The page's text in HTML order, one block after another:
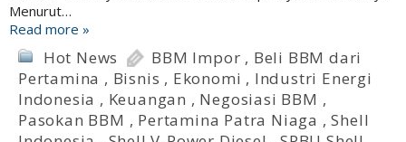
Menurut…
Read more »
Hot News BBM Impor , Beli BBM dari
Pertamina , Bisnis , Ekonomi , Industri Energi
Indonesia , Keuangan , Negosiasi BBM ,
Pasokan BBM , Pertamina Patra Niaga ,Shell